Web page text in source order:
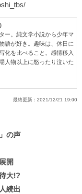
ー。純文学小説から少年マ
語が好き。趣味は、休日に
化を比べること。感情移入
人物以上に怒ったり泣いた
最終更新： 2021/12/21 19:00
の声
開
大!?
続出